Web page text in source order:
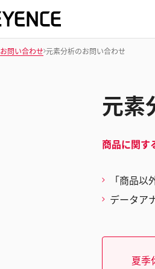
お問い合わせ 元素分析のお問い合わせ
元素
商品に関す
「商品
データア
夏季